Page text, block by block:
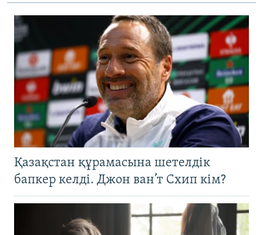
Қазақстан құрамасына шетелдік
бапкер келді. Джон ван’т Схип кім?